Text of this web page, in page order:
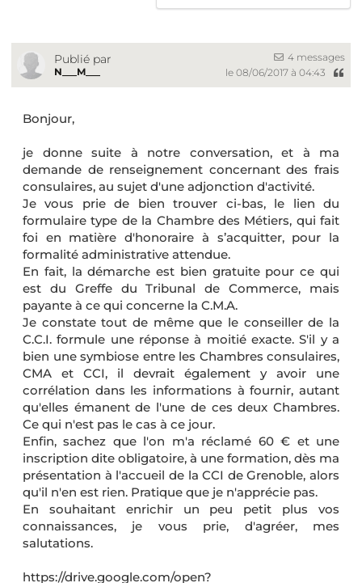
Publié par
N___M___
4 messages
le 08/06/2017 à 04:43
Bonjour,
je donne suite à notre conversation, et à ma
demande de renseignement concernant des frais
consulaires, au sujet d'une adjonction d'activité.
Je vous prie de bien trouver ci-bas, le lien du
formulaire type de la Chambre des Métiers, qui fait
foi en matière d'honoraire à s’acquitter, pour la
formalité administrative attendue.
En fait, la démarche est bien gratuite pour ce qui
est du Greffe du Tribunal de Commerce, mais
payante à ce qui concerne la C.M.A.
Je constate tout de même que le conseiller de la
C.C.I. formule une réponse à moitié exacte. S'il y a
bien une symbiose entre les Chambres consulaires,
CMA et CCI, il devrait également y avoir une
corrélation dans les informations à fournir, autant
qu'elles émanent de l'une de ces deux Chambres.
Ce qui n'est pas le cas à ce jour.
Enfin, sachez que l'on m'a réclamé 60 € et une
inscription dite obligatoire, à une formation, dès ma
présentation à l'accueil de la CCI de Grenoble, alors
qu'il n'en est rien. Pratique que je n'apprécie pas.
En souhaitant enrichir un peu petit plus vos
connaissances, je vous prie, d'agréer, mes
salutations.
https://drive.google.com/open?